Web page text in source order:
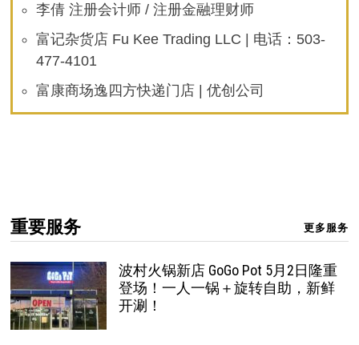
李倩 注册会计师 / 注册金融理财师
富记杂货店 Fu Kee Trading LLC | 电话：503-
477-4101
富康商场逸四方快递门店 | 优创公司
重要服务 更多服务
波村火锅新店 GoGo Pot 5月2日隆重
登场！一人一锅＋旋转自助，新鲜
开涮！